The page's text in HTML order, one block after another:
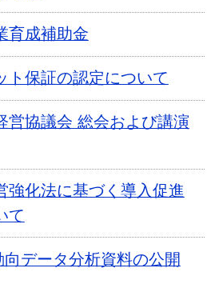
育成補助金
ト保証の認定について
営協議会 総会および講演
強化法に基づく導入促進
て
データ分析資料の公開